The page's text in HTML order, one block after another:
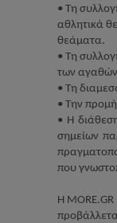
• Τη
αθλητικά
θεάματα.
• Τη
των αγαθών
• Τη
• Την
• H
σημείων
που
Η MORE.GR